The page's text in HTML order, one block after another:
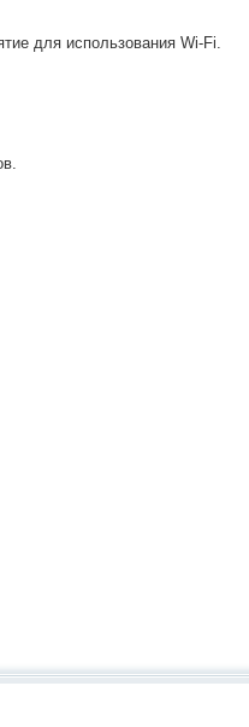
для использования Wi-Fi.